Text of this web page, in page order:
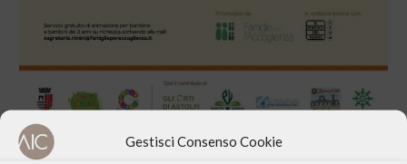
Gestisci Consenso Cookie